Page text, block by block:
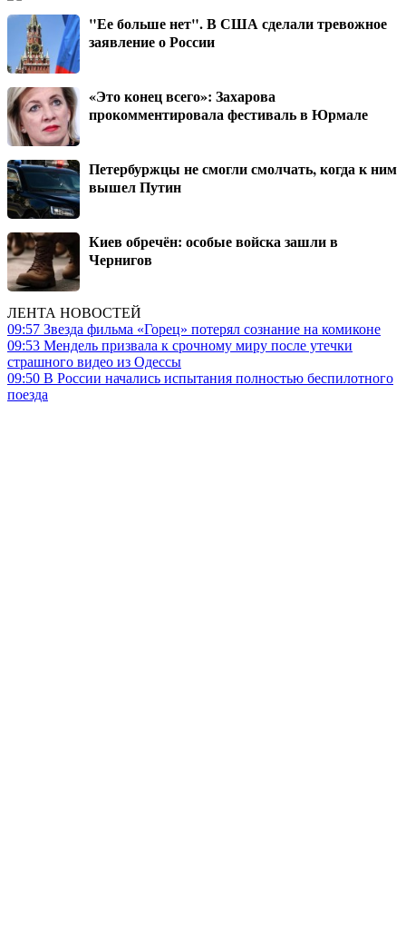
"Ее больше нет". В США сделали тревожное
заявление о России
«Это конец всего»: Захарова
прокомментировала фестиваль в Юрмале
Петербуржцы не смогли смолчать, когда к ним
вышел Путин
Киев обречён: особые войска зашли в
Чернигов
ЛЕНТА НОВОСТЕЙ
09:57 Звезда фильма «Горец» потерял сознание на комиконе
09:53 Мендель призвала к срочному миру после утечки
страшного видео из Одессы
09:50 В России начались испытания полностью беспилотного
поезда